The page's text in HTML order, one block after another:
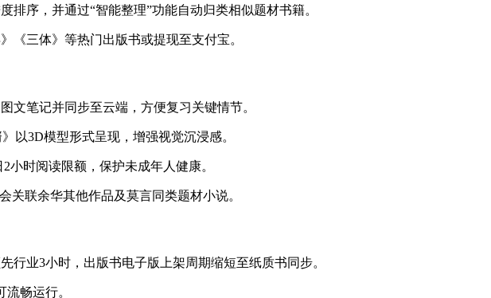
排序，并通过“智能整理”功能自动归类相似题材书籍。
《三体》等热门出版书或提现至支付宝。
文笔记并同步至云端，方便复习关键情节。
以3D模型形式呈现，增强视觉沉浸感。
时阅读限额，保护未成年人健康。
关联余华其他作品及莫言同类题材小说。
行业3小时，出版书电子版上架周期缩短至纸质书同步。
畅运行。